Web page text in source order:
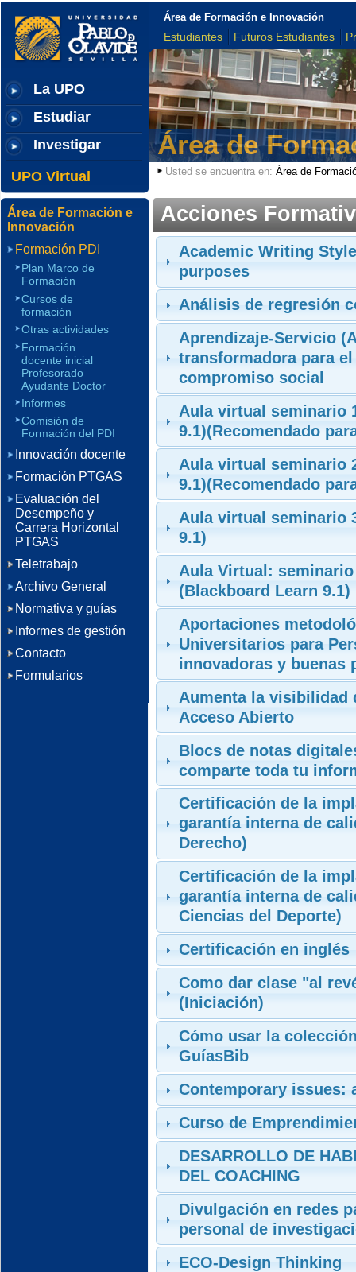
La UPO
Estudiar
Investigar
UPO Virtual
Área de Formación e Innovación
Estudiantes Futuros Estudiantes
Área de
Usted se encuentra en: Área de
Acciones
Academic Writing
purposes
Análisis de regresión
Aprendizaje-Servicio
transformadora para
compromiso social
Aula virtual seminario
9.1)(Recomendado
Aula virtual seminario
9.1)(Recomendado
Aula virtual seminario
9.1)
Aula Virtual:
(Blackboard Learn 9.1)
Aportaciones
Universitarios para
innovadoras y buenas
Aumenta la visibilidad
Acceso Abierto
Blocs de notas
comparte toda tu
Certificación de la
garantía interna de
Derecho)
Certificación de la
garantía interna de
Ciencias del Deporte)
Certificación en inglés
Como dar clase "al
(Iniciación)
Cómo usar la
GuíasBib
Contemporary issues:
Curso de
DESARROLLO DE
DEL COACHING
Divulgación en redes
personal de
ECO-Design Thinking
Área de Formación e
Innovación
Formación PDI
Plan Marco de
Formación
Cursos de
formación
Otras actividades
Formación
docente inicial
Profesorado
Ayudante Doctor
Informes
Comisión de
Formación del PDI
Innovación docente
Formación PTGAS
Evaluación del
Desempeño y
Carrera Horizontal
PTGAS
Teletrabajo
Archivo General
Normativa y guías
Informes de gestión
Contacto
Formularios